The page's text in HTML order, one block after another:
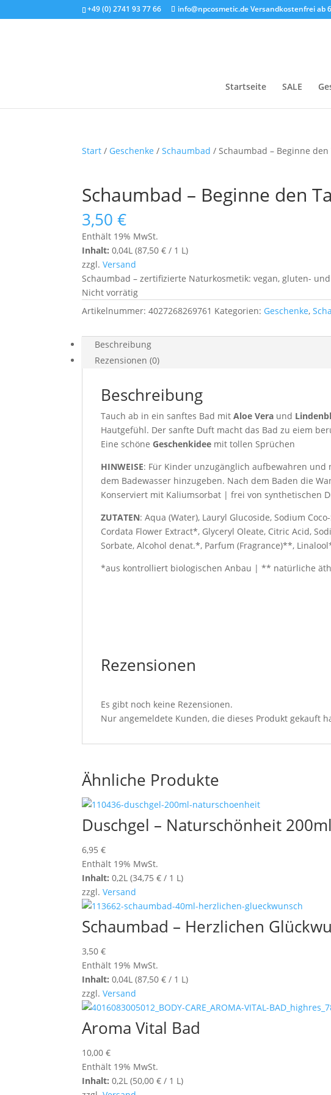
+49 (0) 2741 93 77 66 info@npcosmetic.de Versandkostenfrei ab
Startseite SALE
Start / Geschenke /Schaumbad / Schaumbad – Beginne
Schaumbad – Beginne den
3,50€
Enthält 19% MwSt.
Inhalt: 0,04L (87,50€ / 1 L)
zzgl.Versand
Schaumbad – zertifizierte Naturkosmetik: vegan, gluten-
Nicht vorrätig
Artikelnummer:4027268269761 Kategorien: Geschenke,
Beschreibung
Rezensionen (0)
Beschreibung
Tauch ab in ein sanftes Bad mitAloe Vera und
Hautgefühl. Der sanfte Duft macht das Bad zu eiem
Eine schöneGeschenkidee mit tollen Sprüchen
HINWEISE: Für Kinder unzugänglich aufbewahren
dem Badewasser hinzugeben. Nach dem Baden die
Konserviert mit Kaliumsorbat | frei von synthetischen
ZUTATEN: Aqua (Water), Lauryl Glucoside, Sodium
Cordata Flower Extract*, Glyceryl Oleate, Citric Acid,
Sorbate, Alcohol denat.*, Parfum (Fragrance)**,
*aus kontrolliert biologischen Anbau | ** natürliche
Rezensionen
Es gibt noch keine Rezensionen.
Nur angemeldete Kunden, die dieses Produkt gekauft
Ähnliche Produkte
Duschgel – Naturschönheit 200ml
6,95€
Enthält 19% MwSt.
Inhalt: 0,2L (34,75€ / 1 L)
zzgl.Versand
Schaumbad – Herzlichen
3,50€
Enthält 19% MwSt.
Inhalt: 0,04L (87,50€ / 1 L)
zzgl.Versand
Aroma Vital Bad
10,00€
Enthält 19% MwSt.
Inhalt: 0,2L (50,00€ / 1 L)